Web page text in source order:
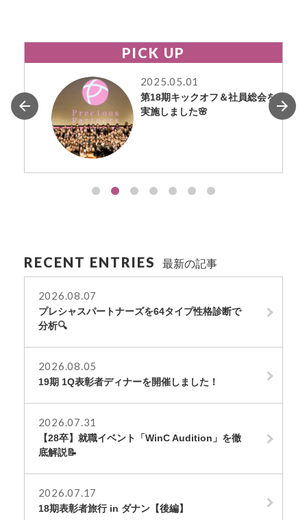
k
PICK UP
2025.05.01
第18期キックオフ＆社員総会を
実施しました🌸
RECENT ENTRIES 最新の記事
2026.08.07
プレシャスパートナーズを64タイプ性格診断で
分析🔍
2026.08.05
19期 1Q表彰者ディナーを開催しました！
2026.07.31
【28卒】就職イベント「WinC Audition」を徹
底解説📝
2026.07.17
18期表彰者旅行 in ダナン【後編】